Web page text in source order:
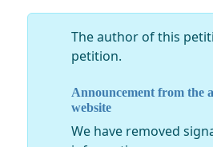
The author of this
petition.
Announcement from the
website
We have removed